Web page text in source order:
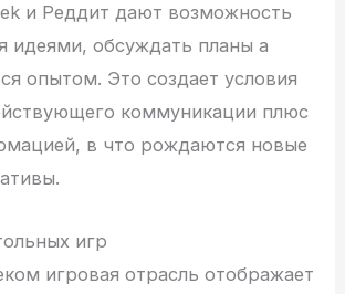
и Реддит дают возможность
идеями, обсуждать планы а
опытом. Это создает условия
коммуникации плюс
в что рождаются новые
игр
игровая отрасль отображает